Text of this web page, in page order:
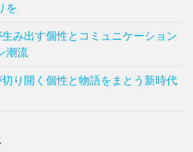
を
み出す個性とコミュニケーション
潮流
り開く個性と物語をまとう新時代